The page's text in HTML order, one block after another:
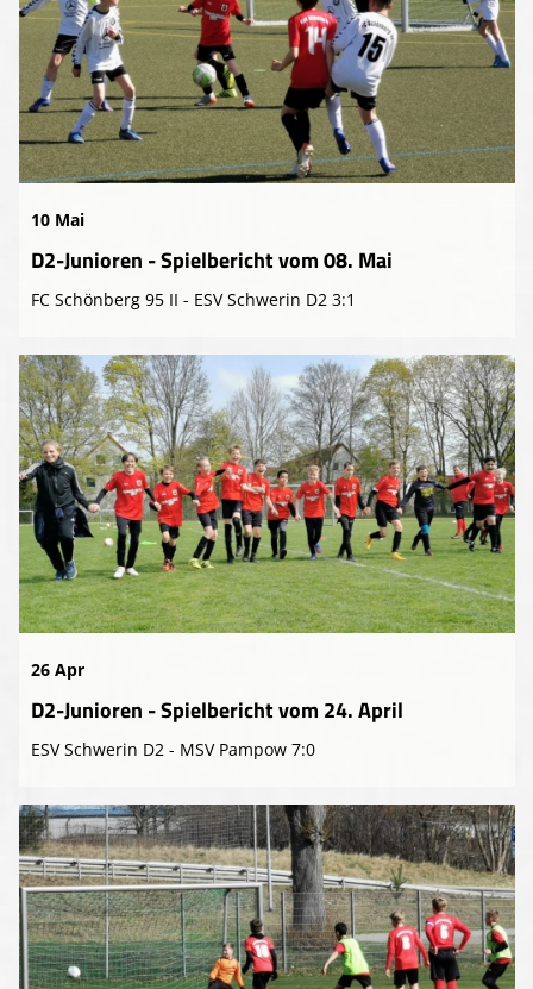
10 Mai
D2-Junioren - Spielbericht vom 08. Mai
FC Schönberg 95 II - ESV Schwerin D2 3:1
26 Apr
D2-Junioren - Spielbericht vom 24. April
ESV Schwerin D2 - MSV Pampow 7:0